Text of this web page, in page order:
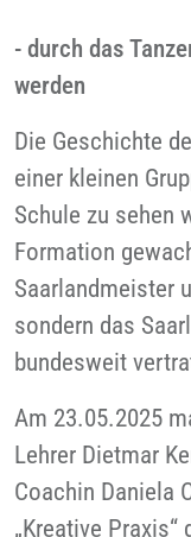
- durch das
werden
Die Geschichte
einer kleinen
Schule zu sehen
Formation
Saarlandmeister
sondern das
bundesweit
Am 23.05.2025
Lehrer Dietmar
Coachin Daniela
„Kreative